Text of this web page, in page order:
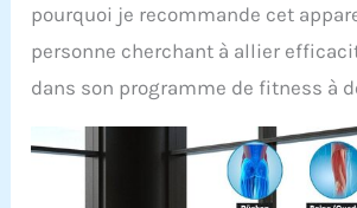
pourquoi je recommande cet
personne cherchant à allier
dans son programme de fitness à